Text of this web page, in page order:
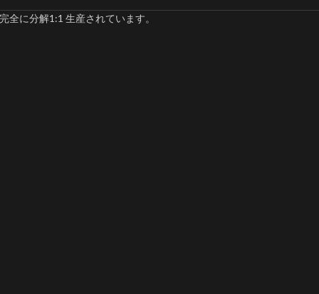
に分解1:1 生産されています。